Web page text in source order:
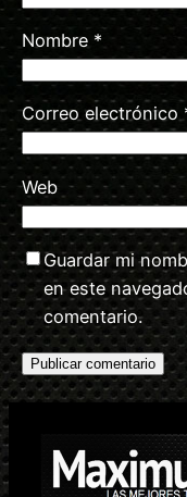
Nombre *
Correo electrónico
Web
Guardar mi
en este
comentario.